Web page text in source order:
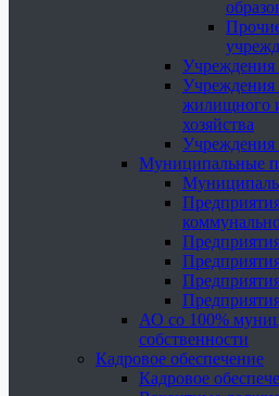
Учреждения
Учреждения
жилищного
хозяйства
Учреждения
Муниципальные
АО со 100%
собственности
Кадровое обеспечение
Кадровое